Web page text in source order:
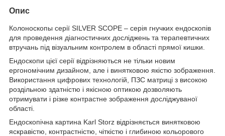
Опис
Колоноскопы серії SILVER SCOPE – серія гнучких ендоскопів
для проведення діагностичних досліджень та терапевтичних
втручань під візуальним контролем в області прямої кишки.
Ендоскопи цієї серії відрізняються не тільки новим
ергономічним дизайном, але і винятковою якістю зображення.
Використання цифрових технологій, ПЗС матриці з високою
роздільною здатністю і якісною оптикою дозволяють
отримувати і різке контрастне зображення досліджуваної
області.
Ендоскопічна картина Karl Storz відрізняється винятковою
яскравістю, контрастністю, чіткістю і глибиною кольорового